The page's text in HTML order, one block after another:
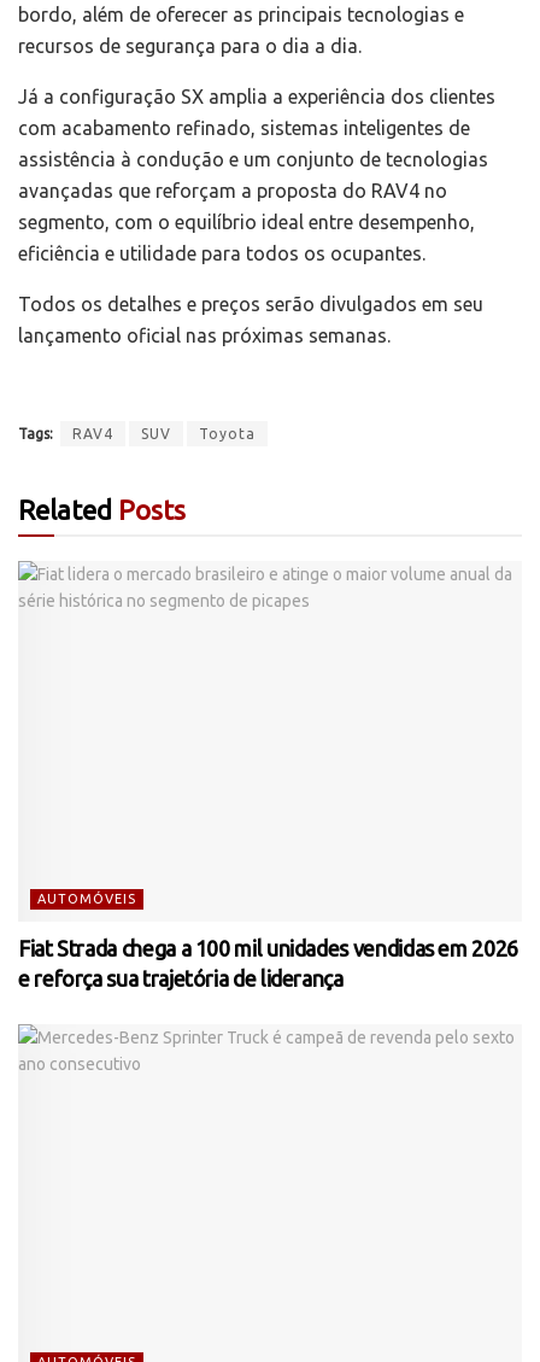
bordo, além de oferecer as principais tecnologias e
recursos de segurança para o dia a dia.
Já a configuração SX amplia a experiência dos clientes
com acabamento refinado, sistemas inteligentes de
assistência à condução e um conjunto de tecnologias
avançadas que reforçam a proposta do RAV4 no
segmento, com o equilíbrio ideal entre desempenho,
eficiência e utilidade para todos os ocupantes.
Todos os detalhes e preços serão divulgados em seu
lançamento oficial nas próximas semanas.
Tags: RAV4 SUV Toyota
Related Posts
AUTOMÓVEIS
Fiat Strada chega a 100 mil unidades vendidas em 2026
e reforça sua trajetória de liderança